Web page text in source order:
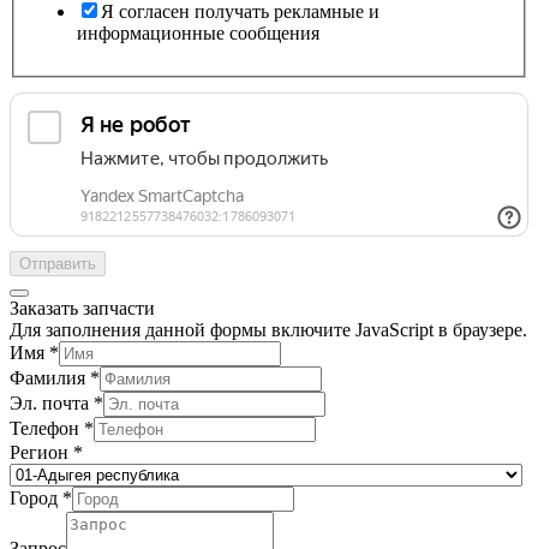
Я согласен получать рекламные и
информационные сообщения
Отправить
Заказать запчасти
Для заполнения данной формы включите JavaScript в браузере.
Имя *
Фамилия *
Эл. почта *
Телефон *
Регион *
Город *